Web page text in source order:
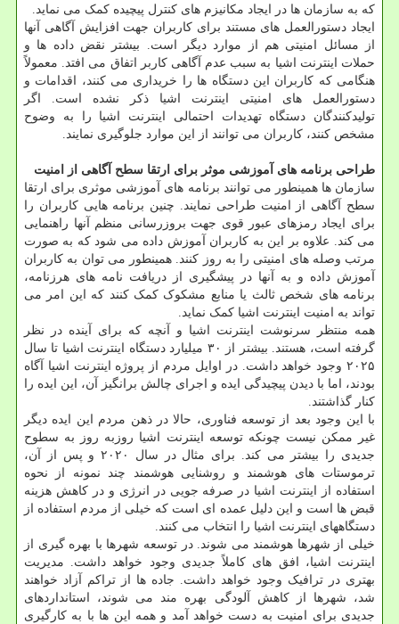
که به سازمان ها در ایجاد مکانیزم های کنترل پیچیده کمک می نماید.
ایجاد دستورالعمل های مستند برای کاربران جهت افزایش آگاهی آنها
از مسائل امنیتی هم از موارد دیگر است. بیشتر نقض داده ها و
حملات اینترنت اشیا به سبب عدم آگاهی کاربر اتفاق می افتد. معمولاً
هنگامی که کاربران این دستگاه ها را خریداری می کنند، اقدامات و
دستورالعمل های امنیتی اینترنت اشیا ذکر نشده است. اگر
تولیدکنندگان دستگاه تهدیدات احتمالی اینترنت اشیا را به وضوح
مشخص کنند، کاربران می توانند از این موارد جلوگیری نمایند.
طراحی برنامه های آموزشی موثر برای ارتقا سطح آگاهی از امنیت
سازمان ها همینطور می توانند برنامه های آموزشی موثری برای ارتقا
سطح آگاهی از امنیت طراحی نمایند. چنین برنامه هایی کاربران را
برای ایجاد رمزهای عبور قوی جهت بروزرسانی منظم آنها راهنمایی
می کند. علاوه بر این به کاربران آموزش داده می شود که به صورت
مرتب وصله های امنیتی را به روز کنند. همینطور می توان به کاربران
آموزش داده و به آنها در پیشگیری از دریافت نامه های هرزنامه،
برنامه های شخص ثالث یا منابع مشکوک کمک کنند که این امر می
تواند به امنیت اینترنت اشیا کمک نماید.
همه منتظر سرنوشت اینترنت اشیا و آنچه که برای آینده در نظر
گرفته است، هستند. بیشتر از ۳۰ میلیارد دستگاه اینترنت اشیا تا سال
۲۰۲۵ وجود خواهد داشت. در اوایل مردم از پروژه اینترنت اشیا آگاه
بودند، اما با دیدن پیچیدگی ایده و اجرای چالش برانگیز آن، این ایده را
کنار گذاشتند.
با این وجود بعد از توسعه فناوری، حالا در ذهن مردم این ایده دیگر
غیر ممکن نیست چونکه توسعه اینترنت اشیا روزبه روز به سطوح
جدیدی را بیشتر می کند. برای مثال در سال ۲۰۲۰ و پس از آن،
ترموستات های هوشمند و روشنایی هوشمند چند نمونه از نحوه
استفاده از اینترنت اشیا در صرفه جویی در انرژی و در کاهش هزینه
قبض ها است و این دلیل عمده ای است که خیلی از مردم استفاده از
دستگاههای اینترنت اشیا را انتخاب می کنند.
خیلی از شهرها هوشمند می شوند. در توسعه شهرها با بهره گیری از
اینترنت اشیا، افق های کاملاً جدیدی وجود خواهد داشت. مدیریت
بهتری در ترافیک وجود خواهد داشت. جاده ها از تراکم آزاد خواهند
شد، شهرها از کاهش آلودگی بهره مند می شوند، استانداردهای
جدیدی برای امنیت به دست خواهد آمد و همه این ها با به کارگیری